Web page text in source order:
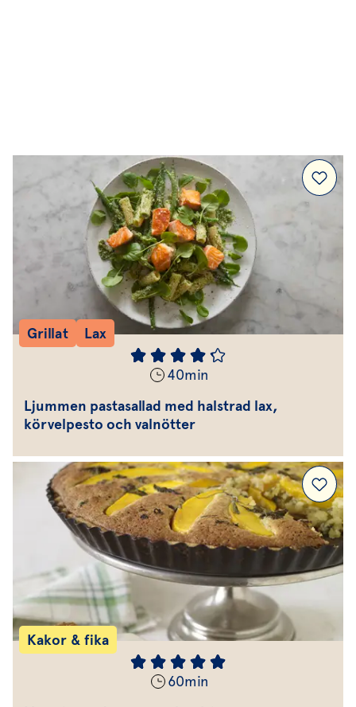
Grillat Lax
40min
Ljummen pastasallad med halstrad lax,
körvelpesto och valnötter
Kakor & fika
60min